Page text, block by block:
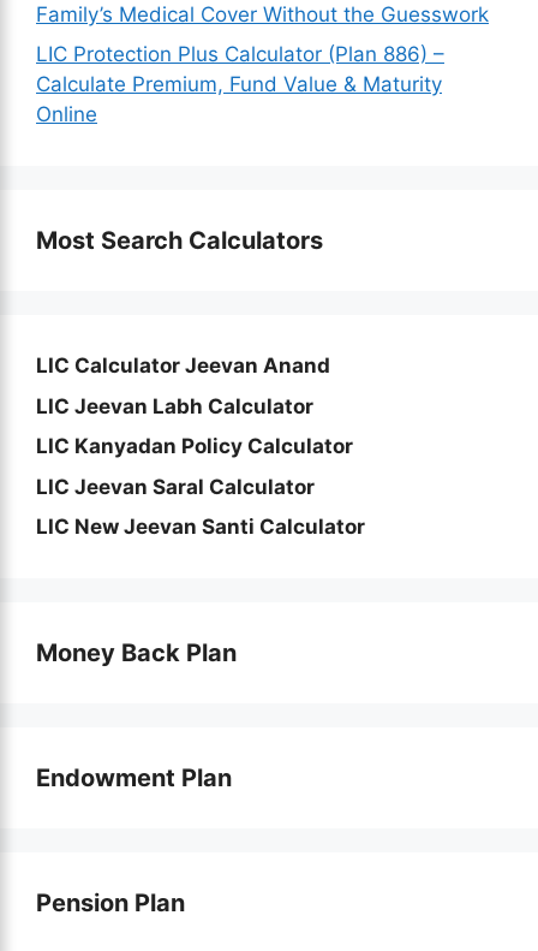
Family’s Medical Cover Without the Guesswork
LIC Protection Plus Calculator (Plan 886) –
Calculate Premium, Fund Value & Maturity
Online
Most Search Calculators
LIC Calculator Jeevan Anand
LIC Jeevan Labh Calculator
LIC Kanyadan Policy Calculator
LIC Jeevan Saral Calculator
LIC New Jeevan Santi Calculator
Money Back Plan
Endowment Plan
Pension Plan